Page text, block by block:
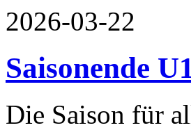
2026-03-22
Saisonende
Die Saison für